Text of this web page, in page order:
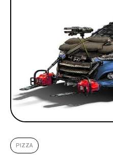
PIZZA